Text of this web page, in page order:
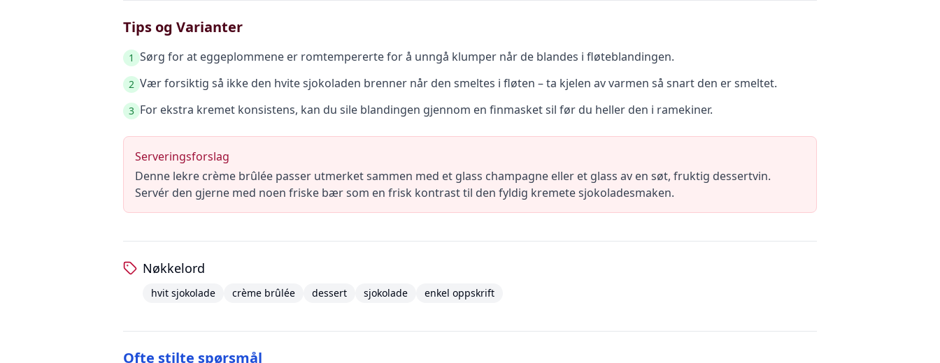
Tips og Varianter
1 Sørg for at eggeplommene er romtempererte for å unngå klumper når de blandes i fløteblandingen.
2 Vær forsiktig så ikke den hvite sjokoladen brenner når den smeltes i fløten – ta kjelen av varmen så snart den er smeltet.
3 For ekstra kremet konsistens, kan du sile blandingen gjennom en finmasket sil før du heller den i ramekiner.
Serveringsforslag
Denne lekre crème brûlée passer utmerket sammen med et glass champagne eller et glass av en søt, fruktig dessertvin.
Servér den gjerne med noen friske bær som en frisk kontrast til den fyldig kremete sjokoladesmaken.
Nøkkelord
hvit sjokolade crème brûlée dessert sjokolade enkel oppskrift
Ofte stilte spørsmål